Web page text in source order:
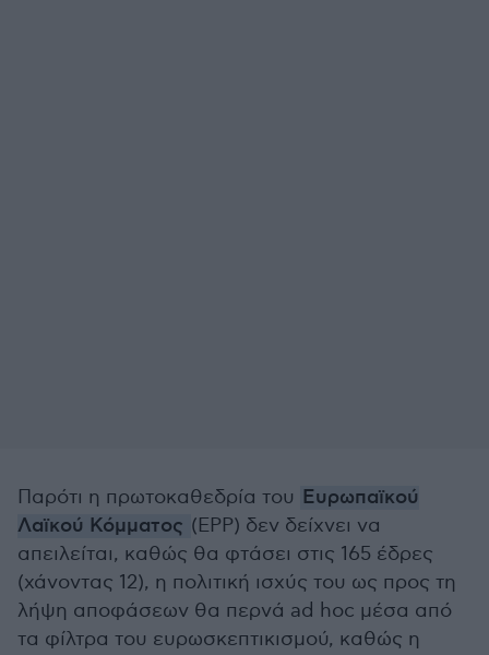
Παρότι η πρωτοκαθεδρία του Ευρωπαϊκού
Λαϊκού Κόμματος (EPP) δεν δείχνει να
απειλείται, καθώς θα φτάσει στις 165 έδρες
(χάνοντας 12), η πολιτική ισχύς του ως προς τη
λήψη αποφάσεων θα περνά ad hoc μέσα από
τα φίλτρα του ευρωσκεπτικισμού, καθώς η